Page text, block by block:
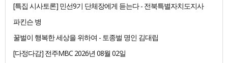
[특집 시사토론] 민선9기 단체장에게 듣는다 - 전북특별자치도지사
파킨슨 병
꿀벌이 행복한 세상을 위하여 - 토종벌 명인 김대립
[다정다감] 전주MBC 2026년 08월 02일